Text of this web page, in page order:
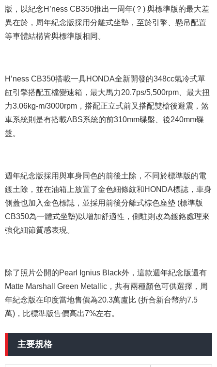
版，以紀念H’ness CB350推出一周年(？) 與標準版的最大差
異在於，周年紀念版採用分離式坐墊，至於引擎、懸吊配置
等車體結構皆與標準版相同。
H’ness CB350搭載一具HONDA全新開發的348cc氣冷式單
缸引擎搭配五檔變速箱，最大馬力20.7ps/5,500rpm、最大扭
力3.06kg-m/3000rpm，搭配正立式前叉搭配雙槍後避震，煞
車系統則是有搭載ABS系統的前310mm碟盤、後240mm碟
盤。
週年紀念版採用與車身同色的前後土除，不同於標準版的電
鍍土除，並在油箱上放置了金色細條紋和HONDA標誌，車身
側蓋也加入金色標誌，並採用前後分離式棕色座墊 (標準版
CB350為一體式坐墊)以增加舒適性，側駐則改為鍍鉻處理來
強化細節質感表現。
除了照片公開的Pearl Ignius Black外，這款週年紀念版還有
Matte Marshall Green Metallic，共有兩種顏色可供選擇，周
年紀念版在印度當地售價為20.3萬盧比 (折合新台幣約7.5
萬)，比標準版售價高出7%左右。
主要規格